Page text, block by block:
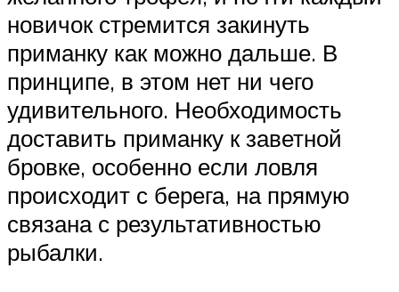
новичок стремится закинуть
приманку как можно дальше. В
принципе, в этом нет ни чего
удивительного. Необходимость
доставить приманку к заветной
бровке, особенно если ловля
происходит с берега, на прямую
связана с результативностью
рыбалки.